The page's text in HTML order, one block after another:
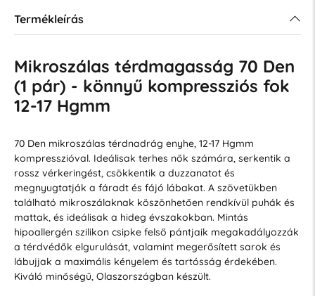
Termékleírás
Mikroszálas térdmagasság 70 Den
(1 pár) - könnyű kompressziós fok
12-17 Hgmm
70 Den mikroszálas térdnadrág enyhe, 12-17 Hgmm
kompresszióval. Ideálisak terhes nők számára, serkentik a
rossz vérkeringést, csökkentik a duzzanatot és
megnyugtatják a fáradt és fájó lábakat. A szövetükben
található mikroszálaknak köszönhetően rendkívül puhák és
mattak, és ideálisak a hideg évszakokban. Mintás
hipoallergén szilikon csipke felső pántjaik megakadályozzák
a térdvédők elgurulását, valamint megerősített sarok és
lábujjak a maximális kényelem és tartósság érdekében.
Kiváló minőségű, Olaszországban készült.